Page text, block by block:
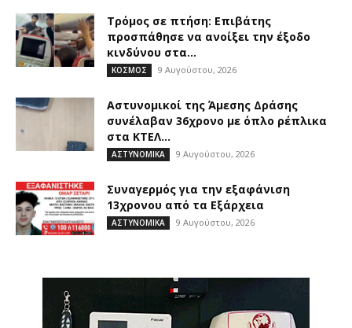
Τρόμος σε πτήση: Επιβάτης
προσπάθησε να ανοίξει την έξοδο
κινδύνου στα...
ΚΟΣΜΟΣ 9 Αυγούστου, 2026
Αστυνομικοί της Άμεσης Δράσης
συνέλαβαν 36χρονο με όπλο ρέπλικα
στα ΚΤΕΛ...
ΑΣΤΥΝΟΜΙΚΑ 9 Αυγούστου, 2026
Συναγερμός για την εξαφάνιση
13χρονου από τα Εξάρχεια
ΑΣΤΥΝΟΜΙΚΑ 9 Αυγούστου, 2026